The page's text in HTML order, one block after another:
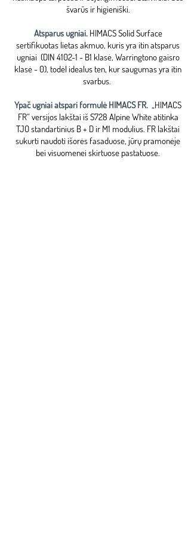
švarūs ir higieniški.
Atsparus ugniai. HIMACS Solid Surface
sertifikuotas lietas akmuo, kuris yra itin atsparus
ugniai (DIN 4102-1 - B1 klasė, Warringtono gaisro
klasė - 0), todėl idealus ten, kur saugumas yra itin
svarbus.
Ypač ugniai atspari formulė HIMACS FR. „HIMACS
FR“ versijos lakštai iš S728 Alpine White atitinka
TJO standartinius B + D ir M1 modulius. FR lakštai
sukurti naudoti išorės fasaduose, jūrų pramonėje
bei visuomenei skirtuose pastatuose.